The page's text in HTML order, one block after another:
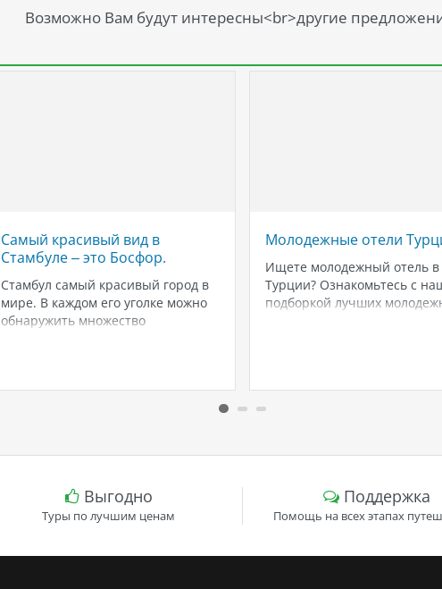
Возможно Вам будут интересны<br>другие
Самый красивый вид в
Стамбуле – это Босфор.
Стамбул самый красивый город в
мире. В каждом его уголке можно
обнаружить множество
бесконечно🙌🏻Поэтому сегодня
Молодежные отели
Ищете молодежный отель в
Турции? Ознакомьтесь с
подборкой лучших
проживание сегодня и
наслаждайтесь идеальным
Выгодно
Туры по лучшим ценам
Поддержка
Помощь на всех этапах